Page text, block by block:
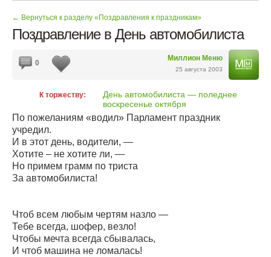
← Вернуться к разделу «Поздравления к праздникам»
Поздравление в День автомобилиста
Миллион Меню
25 августа 2003
0
К торжеству:
День автомобилиста — поледнее
воскресенье октября
По пожеланиям «водил» Парламент праздник
учредил.
И в этот день, водители, —
Хотите – не хотите ли, —
Но примем грамм по триста
За автомобилиста!
Чтоб всем любым чертям назло —
Тебе всегда, шофер, везло!
Чтобы мечта всегда сбывалась,
И чтоб машина не ломалась!